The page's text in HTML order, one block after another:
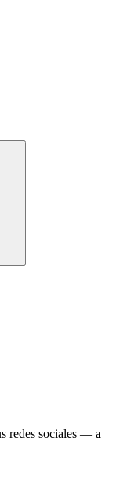
redes sociales — a